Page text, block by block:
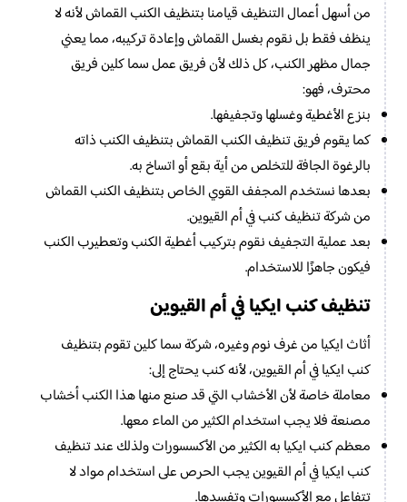
من أسهل أعمال التنظيف قيامنا بتنظيف الكنب القماش لأنه لا
ينظف فقط بل نقوم بغسل القماش وإعادة تركيبه، مما يعني
جمال مظهر الكنب، كل ذلك لأن فريق عمل سما كلين فريق
محترف، فهو:
بنزع الأغطية وغسلها وتجفيفها.
كما يقوم فريق تنظيف الكنب القماش بتنظيف الكنب ذاته
بالرغوة الجافة للتخلص من أية بقع أو اتساخ به.
بعدها نستخدم المجفف القوي الخاص بتنظيف الكنب القماش
من شركة تنظيف كنب في أم القيوين.
بعد عملية التجفيف نقوم بتركيب أغطية الكنب وتعطيرب الكنب
فيكون جاهزًا للاستخدام.
تنظيف كنب ايكيا في أم القيوين
أثاث ايكيا من غرف نوم وغيره، شركة سما كلين تقوم بتنظيف
كنب ايكيا في أم القيوين، لأنه كنب يحتاج إلى:
معاملة خاصة لأن الأخشاب التي قد صنع منها هذا الكنب أخشاب
مصنعة فلا يجب استخدام الكثير من الماء معها.
معظم كنب ايكيا به الكثير من الأكسسورات ولذلك عند تنظيف
كنب ايكيا في أم القيوين يجب الحرص على استخدام مواد لا